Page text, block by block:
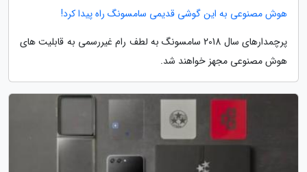
هوش مصنوعی به این گوشی قدیمی سامسونگ راه پیدا کرد!
پرچمدارهای سال 2018 سامسونگ به لطف رام غیررسمی به قابلیت های
هوش مصنوعی مجهز خواهند شد.